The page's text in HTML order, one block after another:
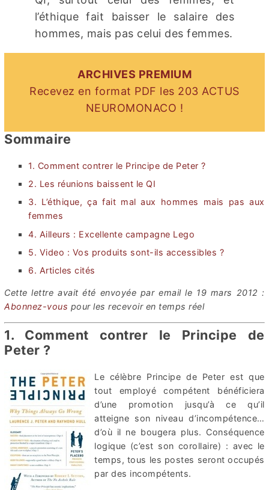
l’éthique fait baisser le salaire des
hommes, mais pas celui des femmes.
ARCHIVES PREMIUM
Recevez en format PDF les 203 ACTUS
NEUROMONACO !
Sommaire
1. Comment contrer le Principe de Peter ?
2. Les réunions baissent le QI
3. L’éthique, ça fait mal aux hommes mais pas aux
femmes
4. Ailleurs : Excellente campagne Lego
5. Video : Vos produits sont-ils accessibles ?
6. Articles cités
Cette lettre avait été envoyée par email le 19 mars 2012 :
Abonnez-vous pour les recevoir en temps réel
1. Comment contrer le Principe de
Peter ?
Le célèbre Principe de Peter est que
tout employé compétent bénéficiera
d’une promotion jusqu’à ce qu’il
atteigne son niveau d’incompétence…
d’où il ne bougera plus. Conséquence
logique (c’est son corollaire) : avec le
temps, tous les postes seront occupés
par des incompétents.